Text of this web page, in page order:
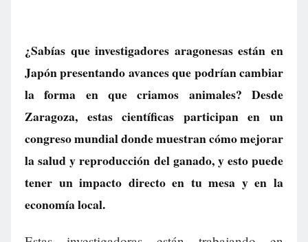
¿Sabías que investigadores aragonesas están en
Japón presentando avances que podrían cambiar
la forma en que criamos animales? Desde
Zaragoza, estas científicas participan en un
congreso mundial donde muestran cómo mejorar
la salud y reproducción del ganado, y esto puede
tener un impacto directo en tu mesa y en la
economía local.